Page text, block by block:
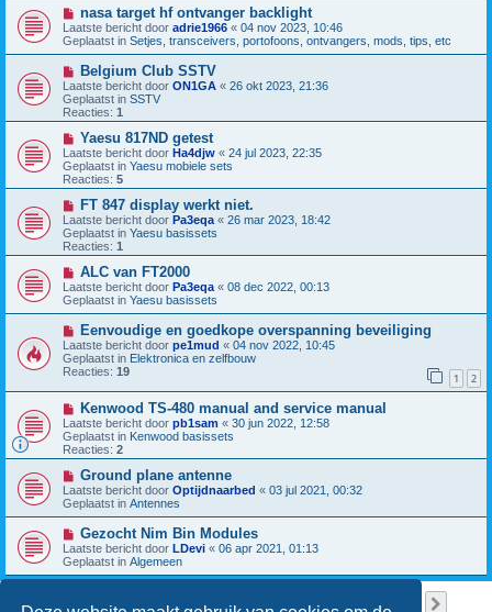
h
t
b
e
r
i
h
t
N
i
e
u
w
b
e
r
i
t
nasa target hf ontvanger backlight
Laatste bericht door adrie1966 « 04 nov 2023, 10:46
Geplaatst in Setjes, transceivers, portofoons, ontvangers, mods, tips, etc
N
i
e
u
w
b
r
i
c
h
Belgium Club SSTV
Laatste bericht door ON1GA « 26 okt 2023, 21:36
Geplaatst in SSTV
Reacties: 1
N
i
e
u
w
b
e
r
i
c
Yaesu 817ND getest
Laatste bericht door Ha4djw « 24 jul 2023, 22:35
Geplaatst in Yaesu mobiele sets
Reacties: 5
N
i
e
u
w
e
r
i
h
t
FT 847 display werkt niet.
Laatste bericht door Pa3eqa « 26 mar 2023, 18:42
Geplaatst in Yaesu basissets
Reacties: 1
N
i
e
u
w
b
e
r
i
h
ALC van FT2000
Laatste bericht door Pa3eqa « 08 dec 2022, 00:13
Geplaatst in Yaesu basissets
N
i
e
u
w
b
e
r
i
c
h
Eenvoudige en goedkope overspanning beveiliging
Laatste bericht door pe1mud « 04 nov 2022, 10:45
Geplaatst in Elektronica en zelfbouw
Reacties: 19 1 2
N
i
e
u
w
b
r
i
h
t
Kenwood TS-480 manual and service manual
Laatste bericht door pb1sam « 30 jun 2022, 12:58
Geplaatst in Kenwood basissets
Reacties: 2
N
i
e
u
w
b
e
r
i
Ground plane antenne
Laatste bericht door Optijdnaarbed « 03 jul 2021, 00:32
Geplaatst in Antennes
N
i
e
u
w
Gezocht Nim Bin Modules
Laatste bericht door LDevi « 06 apr 2021, 01:13
Geplaatst in Algemeen
Er zijn 949 resultaten gevonden van
1 2 3 4 5 …